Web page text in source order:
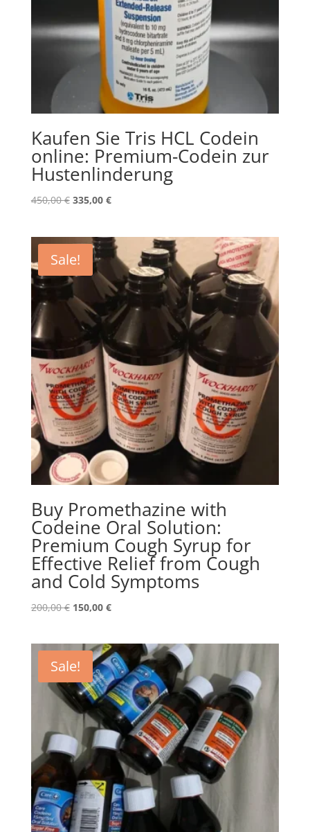
Kaufen Sie Tris HCL Codein
online: Premium-Codein zur
Hustenlinderung
450,00€ Original
450,00 €.
335,00 €Current
335,00 €.
Sale!
Buy Promethazine with
Codeine Oral Solution:
Premium Cough Syrup for
Effective Relief from Cough
and Cold Symptoms
200,00€ Original
200,00 €.
150,00 €Current
150,00 €.
Sale!